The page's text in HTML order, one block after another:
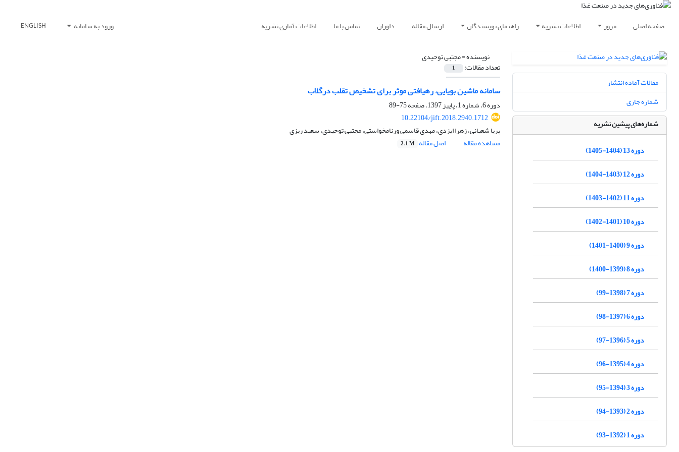
صفحه اصلی مرور اطلاعات نشریه راهنمای نویسندگان ارسال مقاله داوران تماس با ما اطلاعات آماری نشریه ورود به سامانه ENGLISH
نویسنده =مجتبی توحیدی
تعداد مقالات: 1
سامانه ماشین بویایی، رهیافتی موثر برای تشخیص تقلب درگلاب
دوره 6، شماره 1، پاییز 1397، صفحه
75-89
10.22104/jift.2018.2940.1712
پریا شعبانی، زهرا ایزدی، مهدی قاسمی ورنامخواستی، مجتبی توحیدی، سعید ریزی
مشاهده مقاله
اصل مقاله 2.1 M
مقالات آماده انتشار
شماره جاری
شماره‌های پیشین نشریه
دوره 13 (1404-1405)
دوره 12 (1403-1404)
دوره 11 (1402-1403)
دوره 10 (1401-1402)
دوره 9 (1400-1401)
دوره 8 (1399-1400)
دوره 7 (1398-99)
دوره 6 (1397-98)
دوره 5 (1396-97)
دوره 4 (1395-96)
دوره 3 (1394-95)
دوره 2 (1393-94)
دوره 1 (1392-93)